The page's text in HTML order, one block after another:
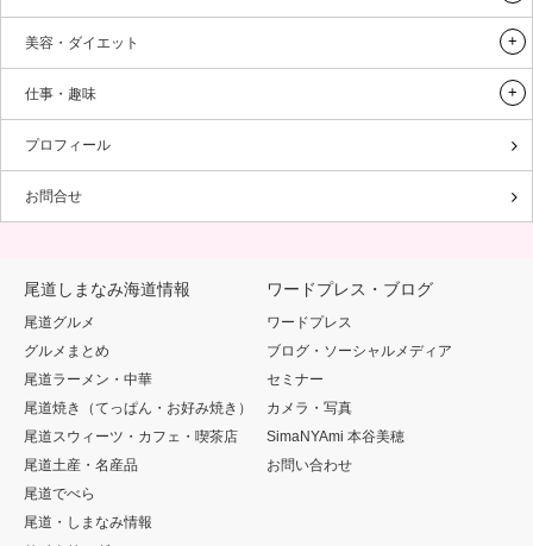
美容・ダイエット
仕事・趣味
プロフィール
お問合せ
尾道しまなみ海道情報
尾道グルメ
グルメまとめ
尾道ラーメン・中華
尾道焼き（てっぱん・お好み焼き）
尾道スウィーツ・カフェ・喫茶店
尾道土産・名産品
尾道でべら
尾道・しまなみ情報
ワードプレス・ブログ
ワードプレス
ブログ・ソーシャルメディア
セミナー
カメラ・写真
SimaNYAmi 本谷美穂
お問い合わせ